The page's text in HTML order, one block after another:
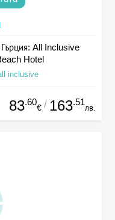
All Inclusive
Hotel
inclusive
83.60
€ / 163.51
лв.